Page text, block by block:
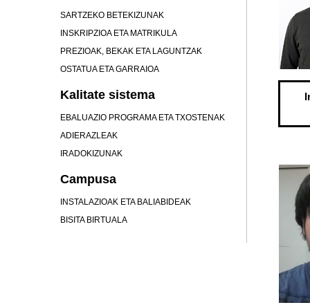
SARTZEKO BETEKIZUNAK
INSKRIPZIOA ETA MATRIKULA
PREZIOAK, BEKAK ETA LAGUNTZAK
OSTATUA ETA GARRAIOA
Kalitate sistema
EBALUAZIO PROGRAMA ETA TXOSTENAK
ADIERAZLEAK
IRADOKIZUNAK
Campusa
INSTALAZIOAK ETA BALIABIDEAK
BISITA BIRTUALA